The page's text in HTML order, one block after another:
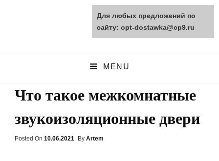
opt-dostawka.ru
MENU
Что такое межкомнатные
звукоизоляционные двери
Posted On Posted
10.06.2021 By Artem
Для любых предложений по
сайту: opt-dostawka@cp9.ru